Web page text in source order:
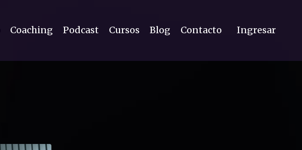
Coaching Podcast Cursos Blog Contacto Ingresar